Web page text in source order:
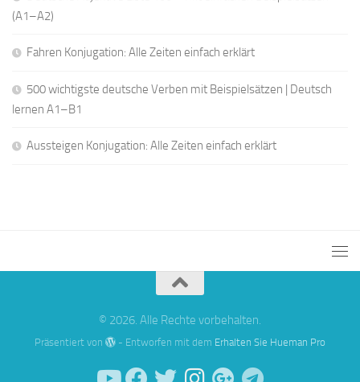
(A1–A2)
Fahren Konjugation: Alle Zeiten einfach erklärt
500 wichtigste deutsche Verben mit Beispielsätzen | Deutsch
lernen A1–B1
Aussteigen Konjugation: Alle Zeiten einfach erklärt
© 2026. Alle Rechte vorbehalten.
Präsentiert von - Entworfen mit dem Erhalten Sie Hueman Pro